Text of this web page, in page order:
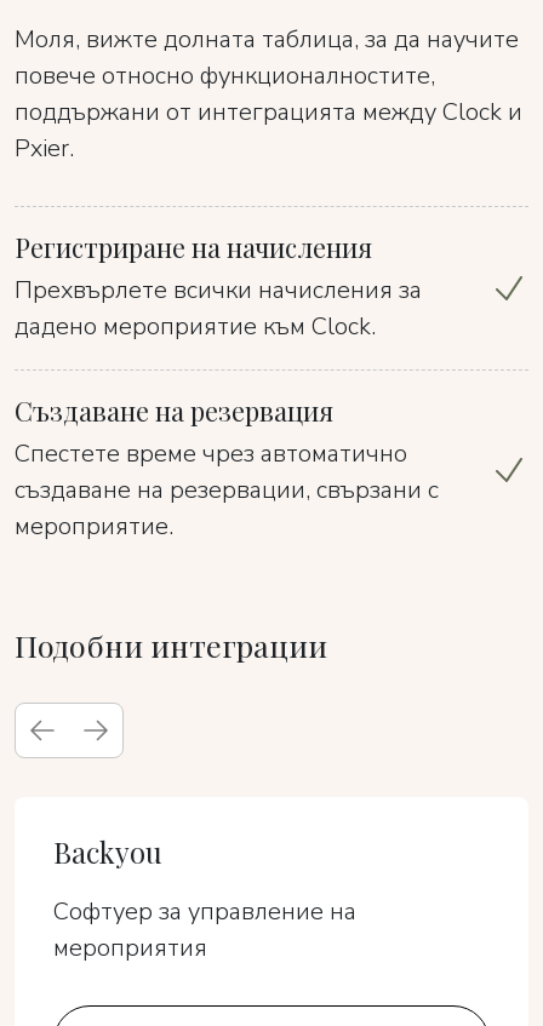
Моля, вижте долната таблица, за да научите
повече относно функционалностите,
поддържани от интеграцията между Clock и
Pxier.
Регистриране на начисления
Прехвърлете всички начисления за
дадено мероприятие към Clock.
Създаване на резервация
Спестете време чрез автоматично
създаване на резервации, свързани с
мероприятие.
Подобни интеграции
Backyou
Софтуер за управление на
мероприятия